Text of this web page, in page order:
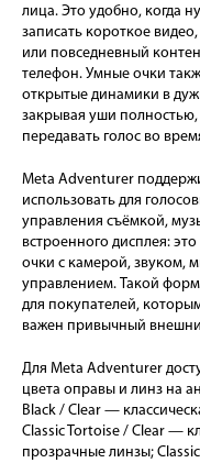
лица. Это удобно, когда
записать короткое
или повседневный
телефон. Умные очки
открытые динамики в
закрывая уши
передавать голос во
Meta Adventurer
использовать для
управления съёмкой,
встроенного дисплея:
очки с камерой, звуком,
управлением. Такой
для покупателей,
важен привычный
Для Meta Adventurer
цвета оправы и линз на
Black / Clear —
Classic Tortoise / Clear —
прозрачные линзы;